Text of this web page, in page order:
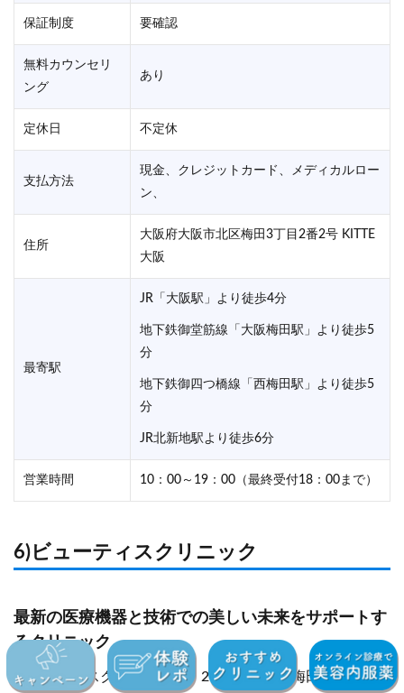
保証制度 要確認
無料カウンセリ
ング
あり
定休日 不定休
支払方法
現金、クレジットカード、メディカルロー
ン、
住所
大阪府大阪市北区梅田3丁目2番2号 KITTE
大阪
最寄駅
JR「大阪駅」より徒歩4分
地下鉄御堂筋線「大阪梅田駅」より徒歩5
分
地下鉄御四つ橋線「西梅田駅」より徒歩5
分
JR北新地駅より徒歩6分
営業時間 10：00～19：00（最終受付18：00まで）
6)ビューティスクリニック
最新の医療機器と技術での美しい未来をサポートす
るクリニック
ビューティスクリニックは、2023年に大阪梅田に開業し